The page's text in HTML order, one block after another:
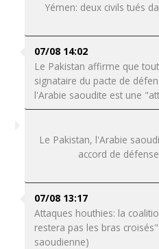
Yémen: deux civils tués
07/08 14:02
Le Pakistan affirme que
signataire du pacte de
l'Arabie saoudite est une
Le Pakistan, l'Arabie
accord de
07/08 13:17
Attaques houthies: la
restera pas les bras
saoudienne)